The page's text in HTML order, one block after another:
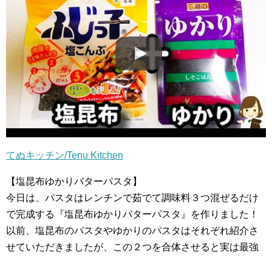
てぬキッチン/Tenu Kitchen
【塩昆布ゆかりバターパスタ】
今日は、パスタはレンチンで茹でて調味料３つ混ぜるだけ
で完成する『塩昆布ゆかりバターパスタ』を作りました！
以前、塩昆布のパスタやゆかりのパスタはそれぞれ紹介さ
せていただきましたが、この２つを合体させると実は最強